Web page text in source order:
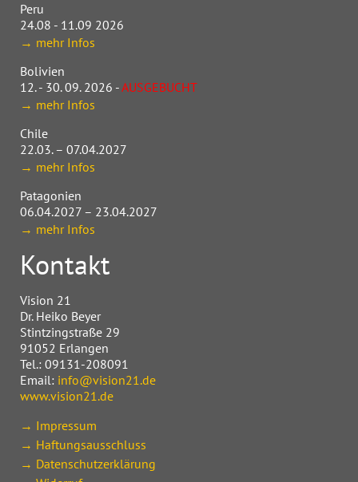
Peru
24.08 - 11.09 2026
→ mehr Infos
Bolivien
12. - 30. 09. 2026 -AUSGEBUCHT
→ mehr Infos
Chile
22.03. – 07.04.2027
→ mehr Infos
Patagonien
06.04.2027 – 23.04.2027
→ mehr Infos
Kontakt
Vision 21
Dr. Heiko Beyer
Stintzingstraße 29
91052 Erlangen
Tel.: 09131-208091
Email: info@vision21.de
www.vision21.de
→ Impressum
→ Haftungsausschluss
→ Datenschutzerklärung